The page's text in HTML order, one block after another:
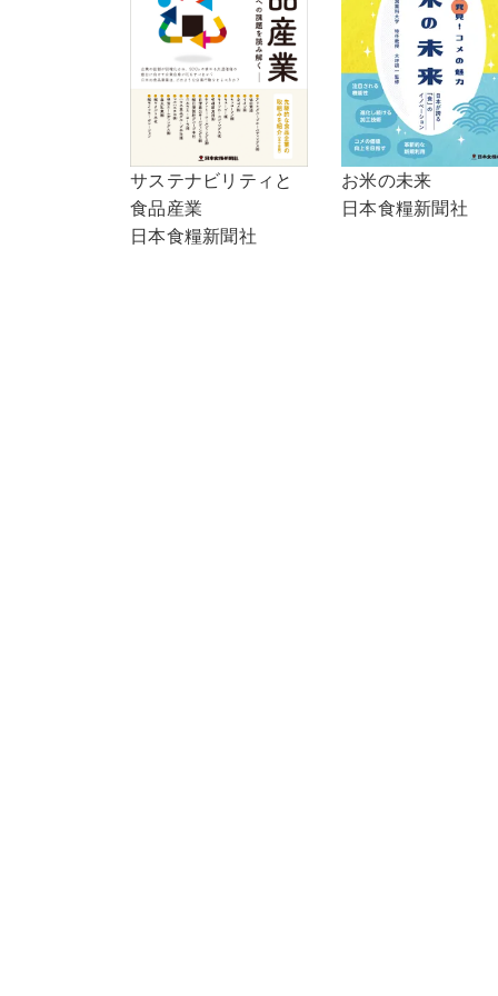
サステナビリティと
食品産業
日本食糧新聞社
お米の未来
日本食糧新聞社